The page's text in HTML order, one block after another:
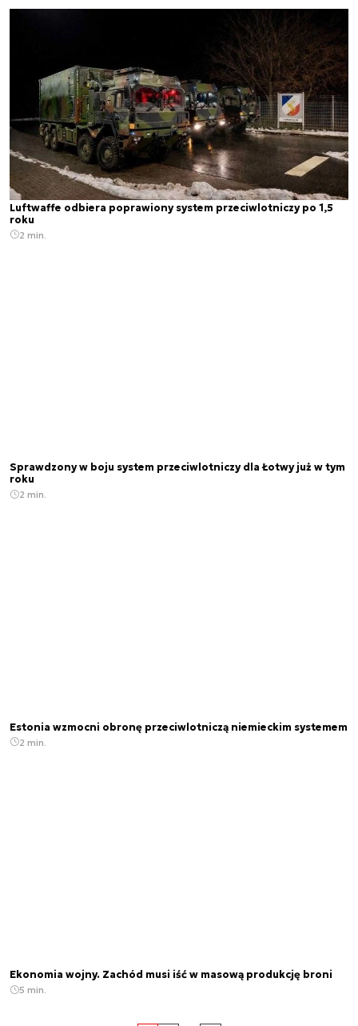
Luftwaffe odbiera poprawiony system przeciwlotniczy po 1,5
roku
2 min.
Sprawdzony w boju system przeciwlotniczy dla Łotwy już w tym
roku
2 min.
Estonia wzmocni obronę przeciwlotniczą niemieckim systemem
2 min.
Ekonomia wojny. Zachód musi iść w masową produkcję broni
5 min.